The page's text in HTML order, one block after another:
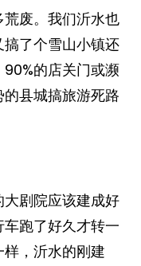
废。我们沂水也
了个雪山小镇还
的店关门或濒
县城搞旅游死路
剧院应该建成好
跑了好久才转一
，沂水的刚建